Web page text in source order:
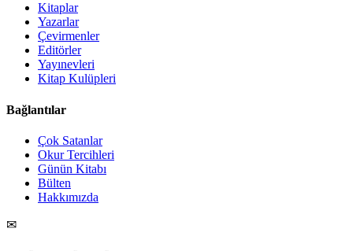
Kitaplar
Yazarlar
Çevirmenler
Editörler
Yayınevleri
Kitap Kulüpleri
Bağlantılar
Çok Satanlar
Okur Tercihleri
Günün Kitabı
Bülten
Hakkımızda
✉